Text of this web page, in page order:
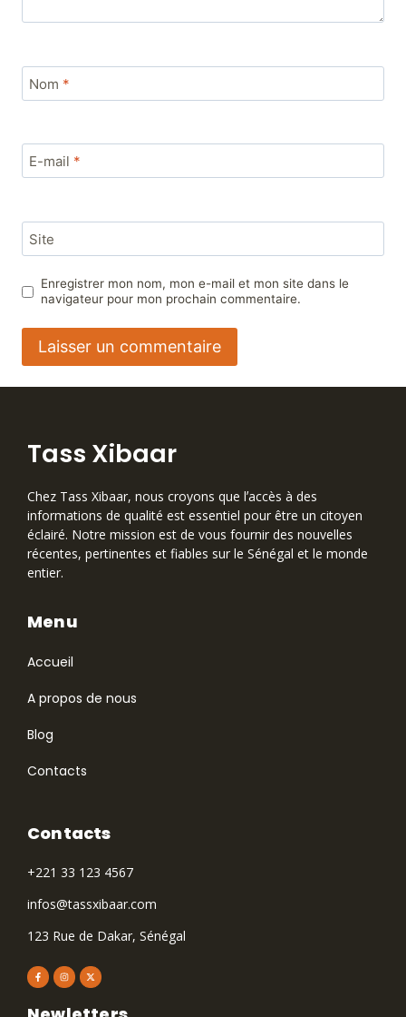
Nom *
E-mail *
Site
Enregistrer mon nom, mon e-mail et mon site dans le
navigateur pour mon prochain commentaire.
Tass Xibaar
Chez Tass Xibaar, nous croyons que lʼaccès à des
informations de qualité est essentiel pour être un citoyen
éclairé. Notre mission est de vous fournir des nouvelles
récentes, pertinentes et fiables sur le Sénégal et le monde
entier.
Accueil
A propos de nous
Blog
Contacts
Menu
Contacts
+221 33 123 4567
infos@tassxibaar.com
123 Rue de Dakar, Sénégal